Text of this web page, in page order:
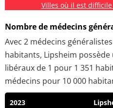
Villes où il est
Nombre de médecins
Avec 2 médecins
habitants, Lipsheim
libéraux de 1 pour 1 351
médecins pour 10 000
2023